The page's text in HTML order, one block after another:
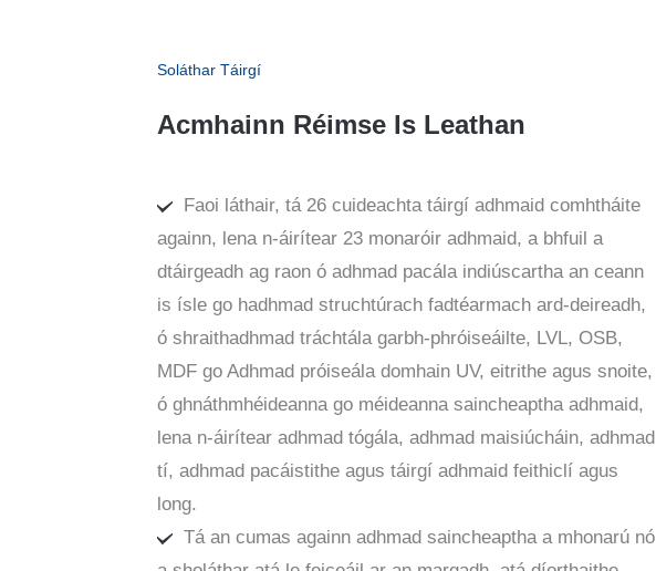
Soláthar Táirgí
Acmhainn Réimse Is Leathan
Faoi láthair, tá 26 cuideachta táirgí adhmaid comhtháite
againn, lena n-áirítear 23 monaróir adhmaid, a bhfuil a
dtáirgeadh ag raon ó adhmad pacála indiúscartha an ceann
is ísle go hadhmad struchtúrach fadtéarmach ard-deireadh,
ó shraithadhmad tráchtála garbh-phróiseáilte, LVL, OSB,
MDF go Adhmad próiseála domhain UV, eitrithe agus snoite,
ó ghnáthmhéideanna go méideanna saincheaptha adhmaid,
lena n-áirítear adhmad tógála, adhmad maisiúcháin, adhmad
tí, adhmad pacáistithe agus táirgí adhmaid feithiclí agus
long.
Tá an cumas againn adhmad saincheaptha a mhonarú nó